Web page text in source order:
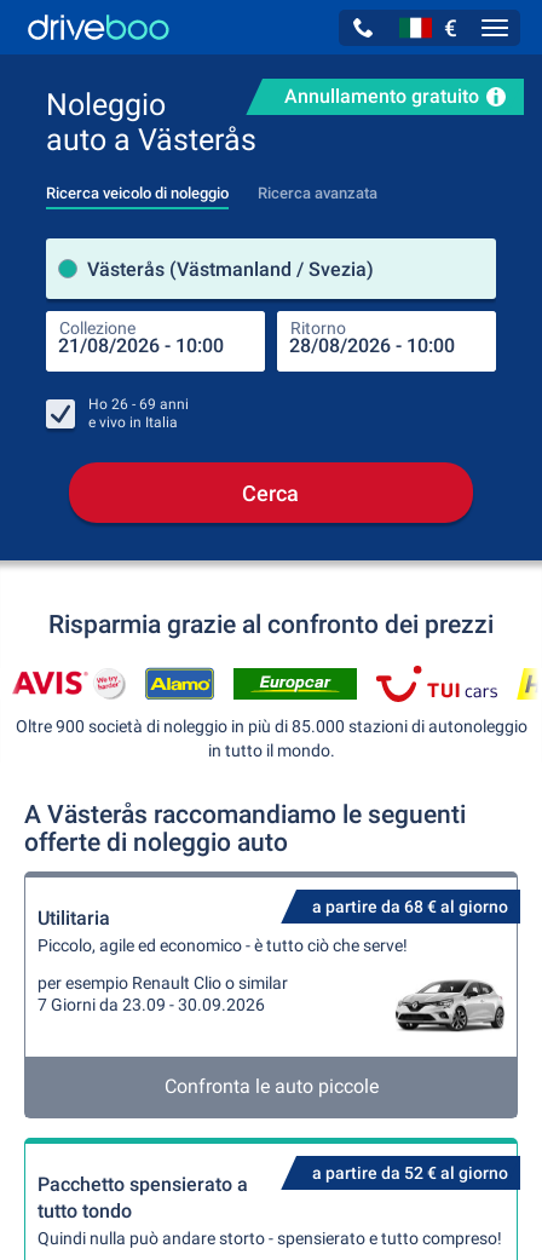
€
Annullamento gratuito
Noleggio
auto a Västerås
Ricerca veicolo di noleggio Ricerca avanzata
Västerås (Västmanland / Svezia)
Collezione Ritorno
Ho 26 - 69 anni
e vivo in Italia
Cerca
Risparmia grazie al confronto dei prezzi
Oltre 900 società di noleggio in più di 85.000 stazioni di autonoleggio
in tutto il mondo.
A Västerås raccomandiamo le seguenti
offerte di noleggio auto
a partire da 68 € al giorno
Utilitaria
Piccolo, agile ed economico - è tutto ciò che serve!
per esempio Renault Clio o similar
7 Giorni da 23.09 - 30.09.2026
Confronta le auto piccole
a partire da 52 € al giorno
Pacchetto spensierato a
tutto tondo
Quindi nulla può andare storto - spensierato e tutto compreso!